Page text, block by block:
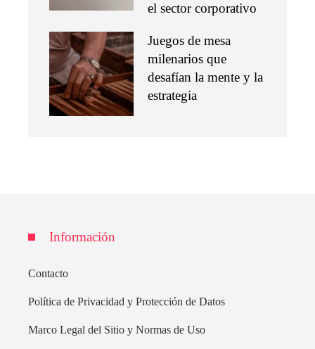
el sector corporativo
Juegos de mesa
milenarios que
desafían la mente y la
estrategia
Información
Contacto
Política de Privacidad y Protección de Datos
Marco Legal del Sitio y Normas de Uso